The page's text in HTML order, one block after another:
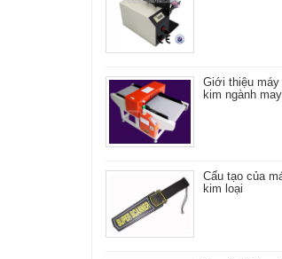
Giới thiệu máy
kim ngành may
Cấu tạo của
kim loại